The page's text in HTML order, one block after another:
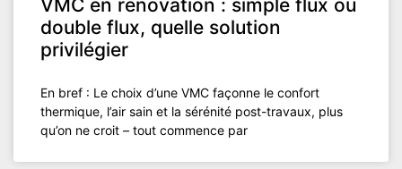
VMC en rénovation : simple flux ou
double flux, quelle solution
privilégier
En bref : Le choix d’une VMC façonne le confort
thermique, l’air sain et la sérénité post-travaux, plus
qu’on ne croit – tout commence par